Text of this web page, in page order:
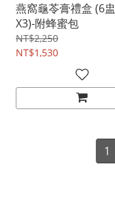
燕窩龜苓膏禮盒 (6
X3)-附蜂蜜包
NT$2,250
NT$1,530
1